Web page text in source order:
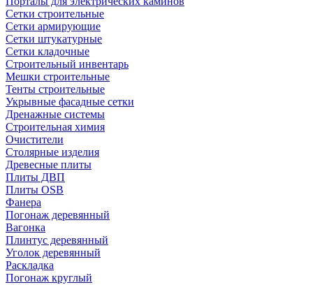
Сетки строительные
Сетки армирующие
Сетки штукатурные
Сетки кладочные
Строительный инвентарь
Мешки строительные
Тенты строительные
Укрывные фасадные сетки
Дренажные системы
Строительная химия
Очистители
Столярные изделия
Древесные плиты
Плиты ДВП
Плиты OSB
Фанера
Погонаж деревянный
Вагонка
Плинтус деревянный
Уголок деревянный
Раскладка
Погонаж круглый